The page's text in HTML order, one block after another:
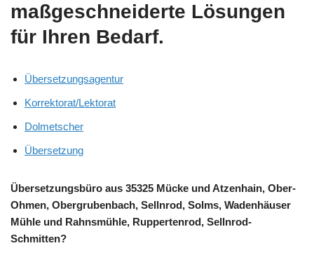
maßgeschneiderte Lösungen
für Ihren Bedarf.
Übersetzungsagentur
Korrektorat/Lektorat
Dolmetscher
Übersetzung
Übersetzungsbüro aus 35325 Mücke und Atzenhain, Ober-
Ohmen, Obergrubenbach, Sellnrod, Solms, Wadenhäuser
Mühle und Rahnsmühle, Ruppertenrod, Sellnrod-
Schmitten?